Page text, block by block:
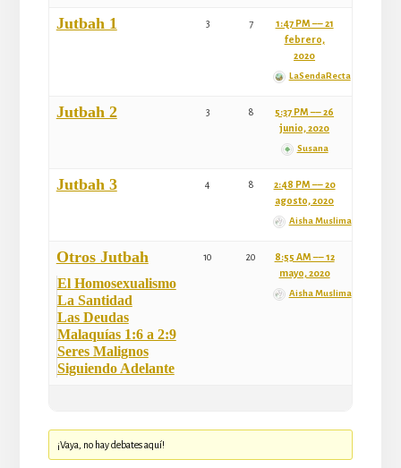
Jutbah 1 3 7
1:47 PM –– 21
febrero,
2020
LaSendaRecta
Jutbah 2 3 8
5:37 PM –– 26
junio, 2020
Susana
Jutbah 3 4 8
2:48 PM –– 20
agosto, 2020
Aisha Muslima
Otros Jutbah
El Homosexualismo
La Santidad
Las Deudas
Malaquías 1:6 a 2:9
Seres Malignos
Siguiendo Adelante
10 20
8:55 AM –– 12
mayo, 2020
Aisha Muslima
¡Vaya, no hay debates aquí!